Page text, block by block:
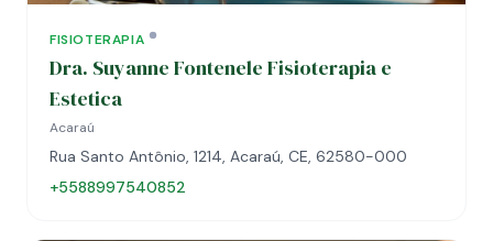
FISIOTERAPIA
Dra. Suyanne Fontenele Fisioterapia e
Estetica
Acaraú
Rua Santo Antônio, 1214, Acaraú, CE, 62580-000
+5588997540852